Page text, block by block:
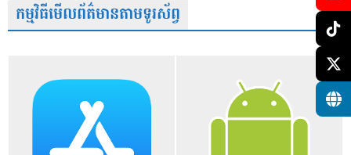
កម្មវិធីមើលព័ត៌មានតាមទូរស័ព្វ